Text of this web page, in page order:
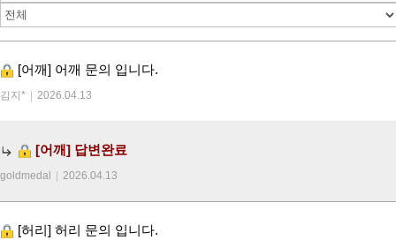
[어깨] 어깨 문의 입니다.
김지* 2026.04.13
[어깨] 답변완료
goldmedal 2026.04.13
[허리] 허리 문의 입니다.